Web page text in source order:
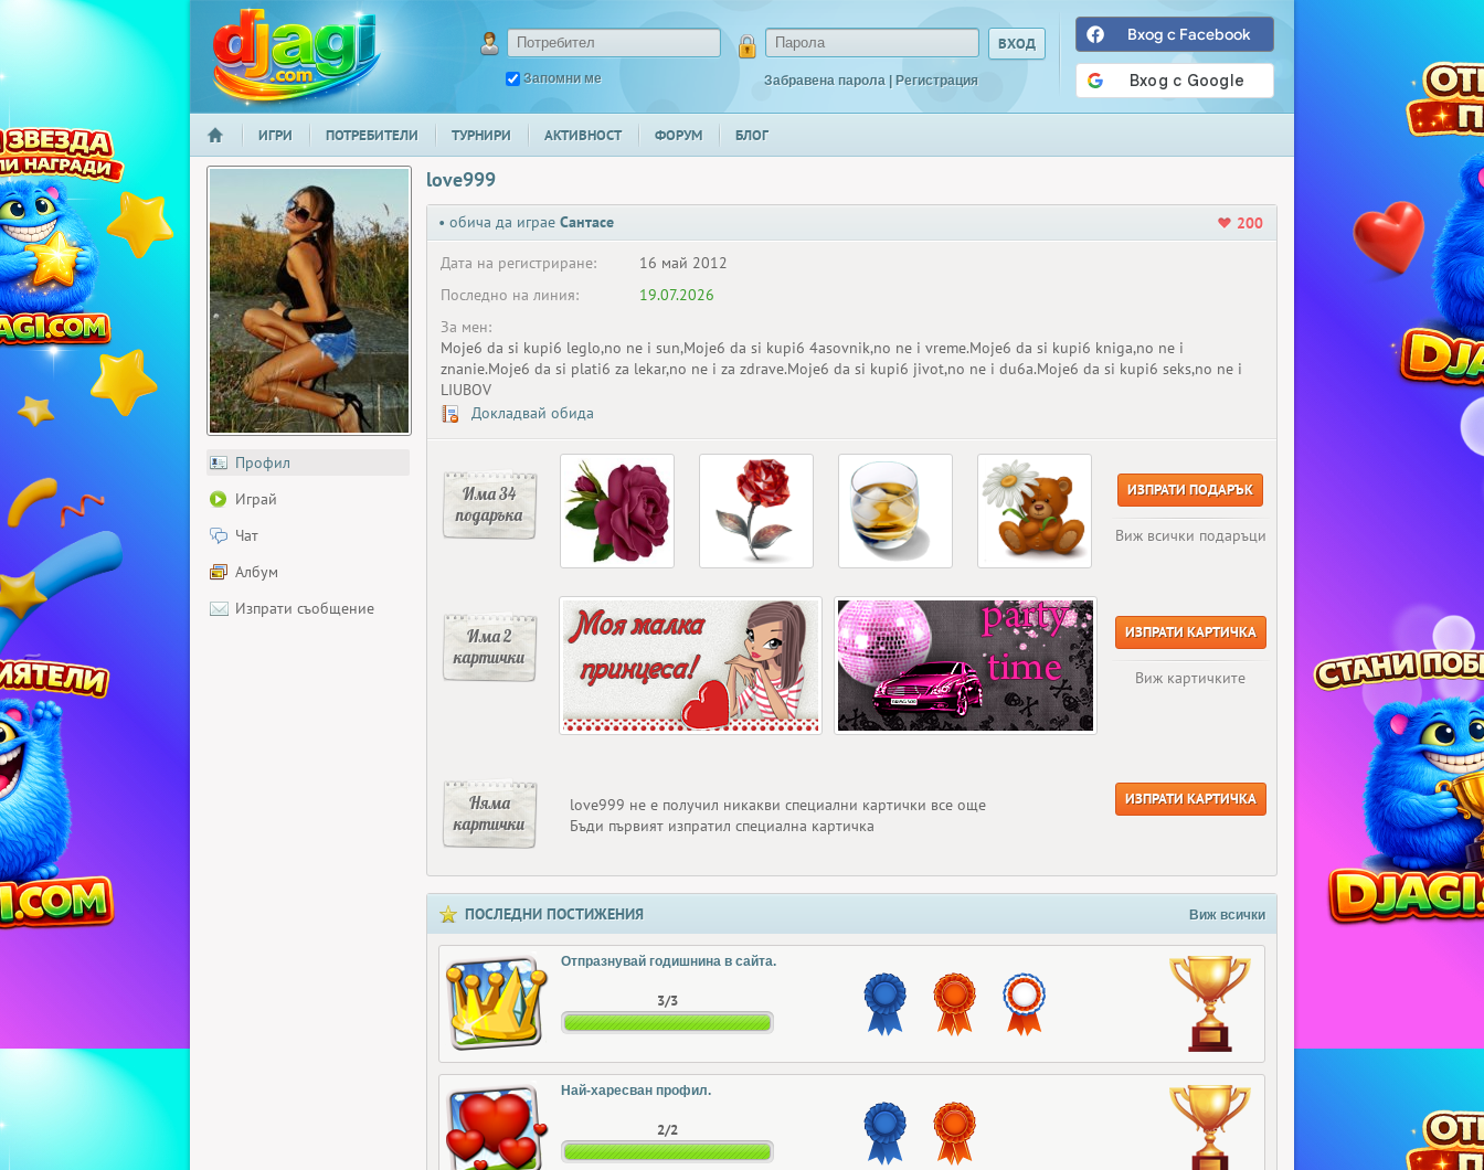
djagi.com
Запомни ме Забравена парола | Регистрация
Вход с Facebook
НАЧАЛО
ИГРИ ПОТРЕБИТЕЛИ ТУРНИРИ АКТИВНОСТ ФОРУМ БЛОГ
Профил
Играй
Чат
Албум
Изпрати съобщение
love999
• обича да играе Сантасе
200
Дата на регистриране:
16 май 2012
Последно на линия:
19.07.2026
За мен:
Moje6 da si kupi6 leglo,no ne i sun,Moje6 da si kupi6 4asovnik,no ne i vreme.Moje6 da si kupi6 kniga,no ne i
znanie.Moje6 da si plati6 za lekar,no ne i za zdrave.Moje6 da si kupi6 jivot,no ne i du6a.Moje6 da si kupi6 seks,no ne i
LIUBOV
Докладвай обида
Има 34
подаръка
ИЗПРАТИ ПОДАРЪК
Виж всички подаръци
Има 2
картички
ИЗПРАТИ КАРТИЧКА
Виж картичките
Няма
картички
love999 не е получил никакви специални картички все още
Бъди първият изпратил специална картичка
ИЗПРАТИ КАРТИЧКА
ПОСЛЕДНИ ПОСТИЖЕНИЯ Виж всички
Отпразнувай годишнина в сайта.
3/3
Най-харесван профил.
2/2